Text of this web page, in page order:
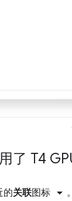
了 T4
的关联图标 arrow_drop_down 。